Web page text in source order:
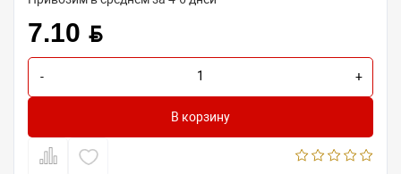
7.10 BYN
- +
В корзину